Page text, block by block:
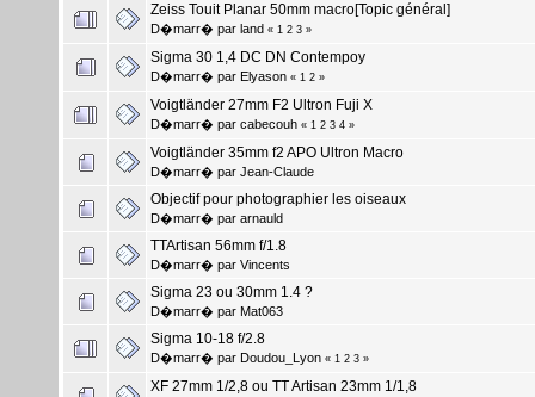
Zeiss Touit Planar 50mm macro[Topic général]
D�marr� par land « 1 2 3 »
Sigma 30 1,4 DC DN Contempoy
D�marr� par Elyason « 1 2 »
Voigtländer 27mm F2 Ultron Fuji X
D�marr� par cabecouh « 1 2 3 4 »
Voigtländer 35mm f2 APO Ultron Macro
D�marr� par Jean-Claude
Objectif pour photographier les oiseaux
D�marr� par arnauld
TTArtisan 56mm f/1.8
D�marr� par Vincents
Sigma 23 ou 30mm 1.4 ?
D�marr� par Mat063
Sigma 10-18 f/2.8
D�marr� par Doudou_Lyon « 1 2 3 »
XF 27mm 1/2,8 ou TT Artisan 23mm 1/1,8